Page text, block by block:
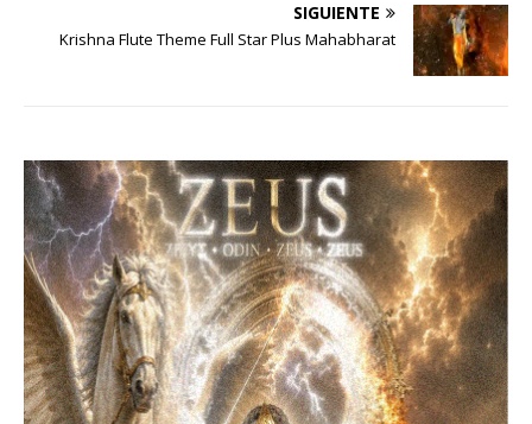
SIGUIENTE
Krishna Flute Theme Full Star Plus Mahabharat